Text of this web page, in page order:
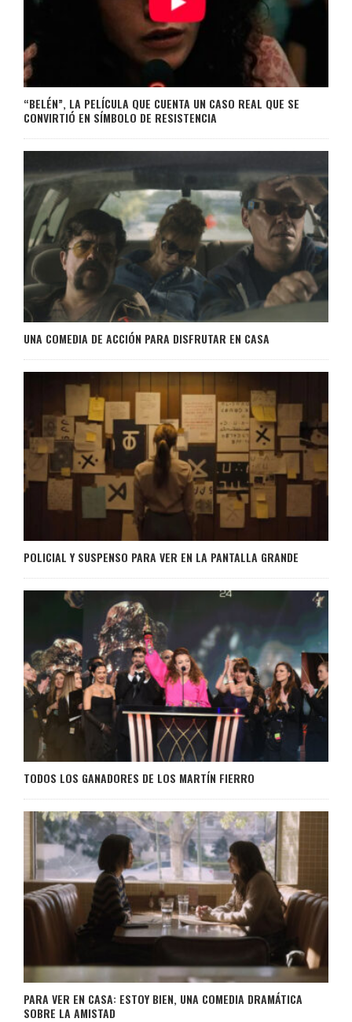
“BELÉN”, LA PELÍCULA QUE CUENTA UN CASO REAL QUE SE
CONVIRTIÓ EN SÍMBOLO DE RESISTENCIA
UNA COMEDIA DE ACCIÓN PARA DISFRUTAR EN CASA
POLICIAL Y SUSPENSO PARA VER EN LA PANTALLA GRANDE
TODOS LOS GANADORES DE LOS MARTÍN FIERRO
PARA VER EN CASA: ESTOY BIEN, UNA COMEDIA DRAMÁTICA
SOBRE LA AMISTAD